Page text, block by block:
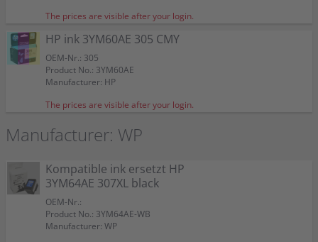
The prices are visible after your login.
HP ink 3YM60AE 305 CMY
OEM-Nr.: 305
Product No.: 3YM60AE
Manufacturer: HP
The prices are visible after your login.
Manufacturer: WP
Kompatible ink ersetzt HP
3YM64AE 307XL black
OEM-Nr.:
Product No.: 3YM64AE-WB
Manufacturer: WP